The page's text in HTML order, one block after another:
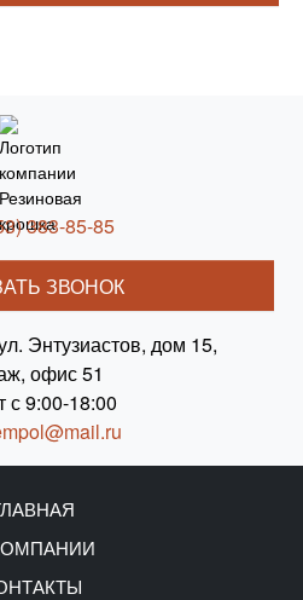
383-85-85
ЗВОНОК
Энтузиастов, дом 15,
офис 51
с 9:00-18:00